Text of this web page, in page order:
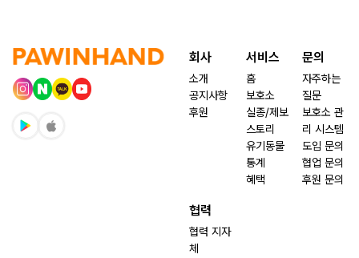
회사
소개
공지사항
후원
서비스
홈
보호소
실종/제보
스토리
유기동물
통계
혜택
문의
자주하는
질문
보호소 관
리 시스템
도입 문의
협업 문의
후원 문의
협력
협력 지자
체